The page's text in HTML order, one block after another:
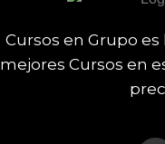
Cursos en Grupo
mejores Cursos en